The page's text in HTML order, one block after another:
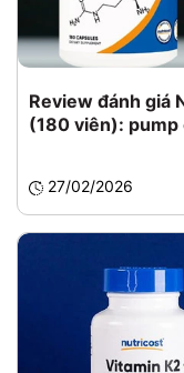
Review đánh giá
(180 viên): pump
27/02/2026